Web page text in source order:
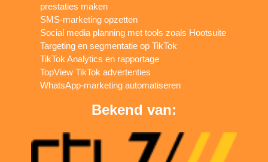
prestaties maken
SMS-marketing opzetten
Social media planning met tools zoals Hootsuite
Targeting en segmentatie op TikTok
TikTok Analytics en rapportage
TopView TikTok advertenties
WhatsApp-marketing automatiseren
Bekend van: